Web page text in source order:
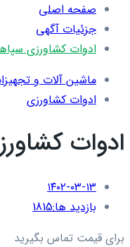
صفحه اصلی
جزئیات آگهی
ادوات کشاورزی
ماشین آلات و
ادوات کشاورزی
ادوات
۱۴۰۲-۰۳-۱۳
بازدید ها:1815
برای قیمت تماس بگیرید